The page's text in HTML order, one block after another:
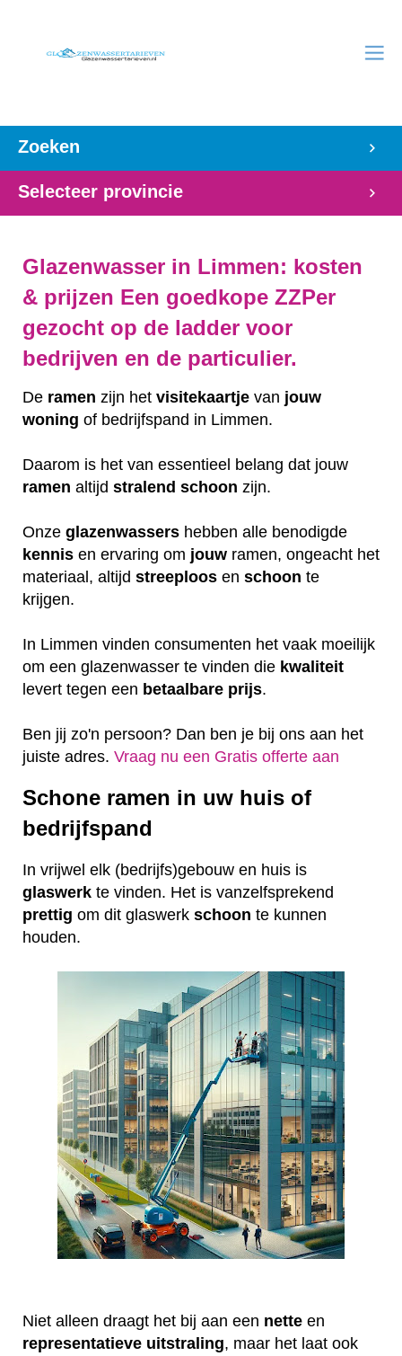
Zoeken
Selecteer provincie
Glazenwasser in Limmen: kosten
& prijzen Een goedkope ZZPer
gezocht op de ladder voor
bedrijven en de particulier.
De ramen zijn het visitekaartje van jouw
woning of bedrijfspand in Limmen.
Daarom is het van essentieel belang dat jouw
ramen altijd stralend schoon zijn.
Onze glazenwassers hebben alle benodigde
kennis en ervaring om jouw ramen, ongeacht het
materiaal, altijd streeploos en schoon te
krijgen.
In Limmen vinden consumenten het vaak moeilijk
om een glazenwasser te vinden die kwaliteit
levert tegen een betaalbare prijs.
Ben jij zo'n persoon? Dan ben je bij ons aan het
juiste adres. Vraag nu een Gratis offerte aan
Schone ramen in uw huis of
bedrijfspand
In vrijwel elk (bedrijfs)gebouw en huis is
glaswerk te vinden. Het is vanzelfsprekend
prettig om dit glaswerk schoon te kunnen
houden.
Niet alleen draagt het bij aan een nette en
representatieve uitstraling, maar het laat ook